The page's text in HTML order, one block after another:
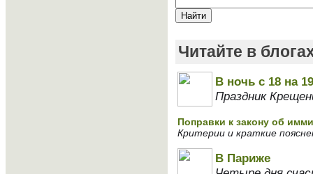
Читайте в
В ночь с 18 на
Праздник
Поправки к закону об
Критерии и краткие
В Париже